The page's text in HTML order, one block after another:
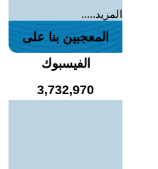
المزيد.....
المعجبين بنا على
الفيسبوك
3,732,970